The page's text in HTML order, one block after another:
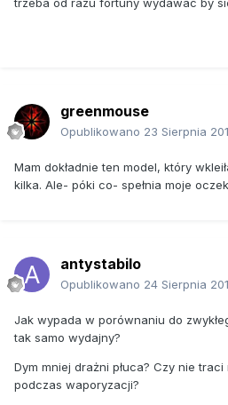
greenmouse
Opublikowano 23 Sierpnia
Mam dokładnie ten model, który
kilka. Ale- póki co- spełnia moje
antystabilo
Opublikowano 24 Sierpnia
Jak wypada w porównaniu do
tak samo wydajny?
Dym mniej drażni płuca? Czy nie
podczas waporyzacji?